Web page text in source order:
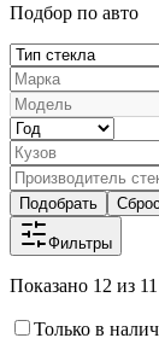
Подбор по авто
Подобрать
Фильтры
Показано 12 из
Только в